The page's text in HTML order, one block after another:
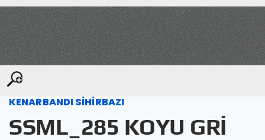
KENARBANDI SİHİRBAZI
SSML_285 KOYU GRİ